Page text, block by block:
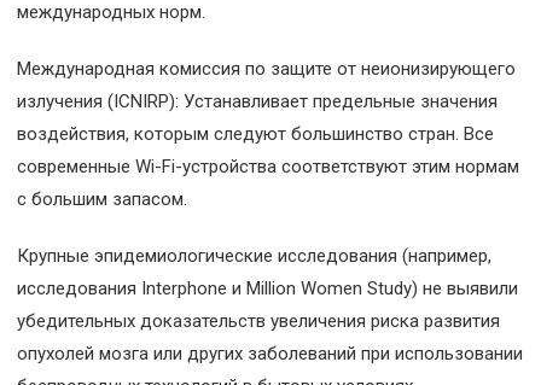
международных норм.
Международная комиссия по защите от неионизирующего
излучения (ICNIRP): Устанавливает предельные значения
воздействия, которым следуют большинство стран. Все
современные Wi-Fi-устройства соответствуют этим нормам
с большим запасом.
Крупные эпидемиологические исследования (например,
исследования Interphone и Million Women Study) не выявили
убедительных доказательств увеличения риска развития
опухолей мозга или других заболеваний при использовании